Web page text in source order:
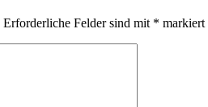
Erforderliche Felder sind mit * markiert